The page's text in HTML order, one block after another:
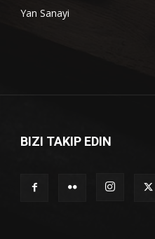
Yan Sanayi
BIZI TAKIP EDIN